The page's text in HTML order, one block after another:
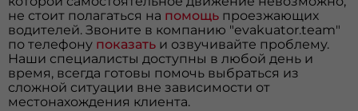
не стоит полагаться на помощь проезжающих
водителей. Звоните в компанию "evakuator.team"
по телефону показать и озвучивайте проблему.
Наши специалисты доступны в любой день и
время, всегда готовы помочь выбраться из
сложной ситуации вне зависимости от
местонахождения клиента.